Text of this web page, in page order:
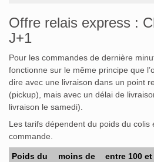
Offre relais express :
J+1
Pour les commandes de dernière
fonctionne sur le même principe que
dire avec une livraison dans un point
(pickup), mais avec un délai de
livraison le samedi).
Les tarifs dépendent du poids du colis
commande.
Poids du
moins de
entre 100 et